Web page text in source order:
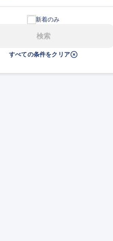
新着のみ
検索
すべての条件をクリア